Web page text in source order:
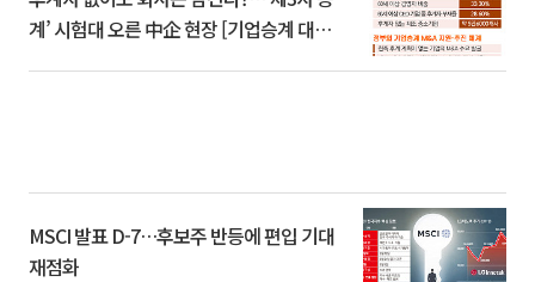
계’ 시험대 오른 中企 현장 [기업승계 대전
MSCI 발표 D-7…후보주 반등에 편입 기대
재점화